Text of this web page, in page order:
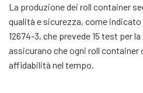
La produzione dei roll container
qualità e sicurezza, come
12674-3, che prevede 15 test per
assicurano che ogni roll
affidabilità nel tempo.